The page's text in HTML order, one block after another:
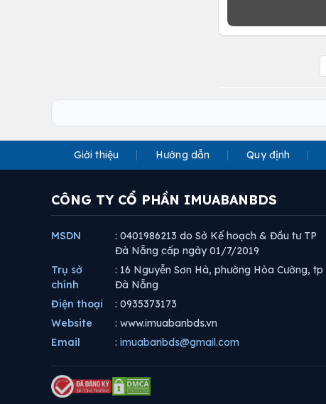
Giới thiệu Hướng dẫn Quy định
CÔNG TY CỔ PHẦN IMUABANBDS
MSDN
: 0401986213 do Sở Kế hoạch & Đầu tư TP
Đà Nẵng cấp ngày 01/7/2019
Trụ sở
chính
: 16 Nguyễn Sơn Hà, phường Hòa Cường, tp
Đà Nẵng
Điện thoại
: 0935373173
Website
: www.imuabanbds.vn
Email
: imuabanbds@gmail.com